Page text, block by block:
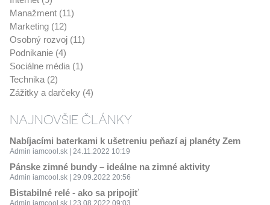
Manažment (11)
Marketing (12)
Osobný rozvoj (11)
Podnikanie (4)
Sociálne média (1)
Technika (2)
Zážitky a darčeky (4)
NAJNOVŠIE ČLÁNKY
Nabíjacími baterkami k ušetreniu peňazí aj planéty Zem
Admin iamcool.sk | 24.11.2022 10:19
Pánske zimné bundy – ideálne na zimné aktivity
Admin iamcool.sk | 29.09.2022 20:56
Bistabilné relé - ako sa pripojiť
Admin iamcool.sk | 23.08.2022 09:03